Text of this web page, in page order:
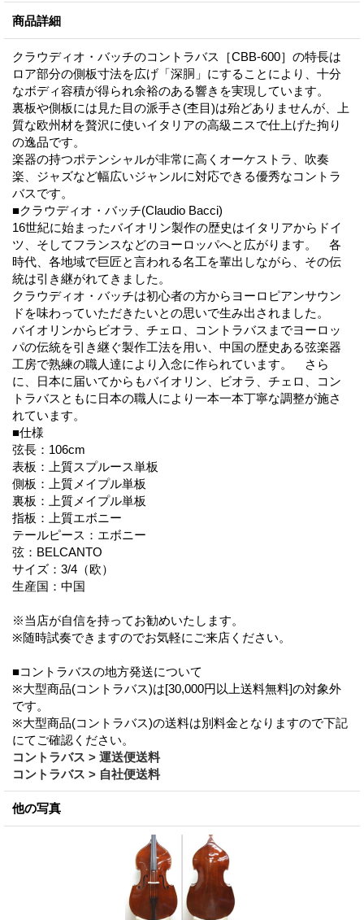
商品詳細
クラウディオ・バッチのコントラバス［CBB-600］の特長は
ロア部分の側板寸法を広げ「深胴」にすることにより、十分
なボディ容積が得られ余裕のある響きを実現しています。
裏板や側板には見た目の派手さ(杢目)は殆どありませんが、上
質な欧州材を贅沢に使いイタリアの高級ニスで仕上げた拘り
の逸品です。
楽器の持つポテンシャルが非常に高くオーケストラ、吹奏
楽、ジャズなど幅広いジャンルに対応できる優秀なコントラ
バスです。
■クラウディオ・バッチ(Claudio Bacci)
16世紀に始まったバイオリン製作の歴史はイタリアからドイ
ツ、そしてフランスなどのヨーロッパへと広がります。 各
時代、各地域で巨匠と言われる名工を輩出しながら、その伝
統は引き継がれてきました。
クラウディオ・バッチは初心者の方からヨーロピアンサウン
ドを味わっていただきたいとの思いで生み出されました。
バイオリンからビオラ、チェロ、コントラバスまでヨーロッ
パの伝統を引き継ぐ製作工法を用い、中国の歴史ある弦楽器
工房で熟練の職人達により入念に作られています。 さら
に、日本に届いてからもバイオリン、ビオラ、チェロ、コン
トラバスともに日本の職人により一本一本丁寧な調整が施さ
れています。
■仕様
弦長：106cm
表板：上質スプルース単板
側板：上質メイプル単板
裏板：上質メイプル単板
指板：上質エボニー
テールピース：エボニー
弦：BELCANTO
サイズ：3/4（欧）
生産国：中国
※当店が自信を持ってお勧めいたします。
※随時試奏できますのでお気軽にご来店ください。
■コントラバスの地方発送について
※大型商品(コントラバス)は[30,000円以上送料無料]の対象外
です。
※大型商品(コントラバス)の送料は別料金となりますので下記
にてご確認ください。
コントラバス > 運送便送料
コントラバス > 自社便送料
他の写真